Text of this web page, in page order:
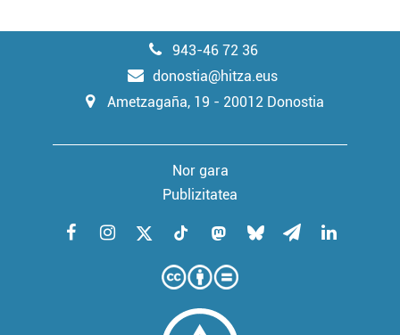
943-46 72 36
donostia@hitza.eus
Ametzagaña, 19 - 20012 Donostia
Nor gara
Publizitatea